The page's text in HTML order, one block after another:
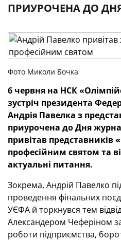
ПРИУРОЧЕНА ДО
Фото Миколи Бочка
6 червня на НСК
зустріч президента
Андрія Павелка з
приурочена до Дня
привітав представників
професійним святом та
актуальні питання.
Зокрема, Андрій Павелко
проведення фінальних
УЄФА й торкнувся тем
Александером Чеферіном
роботи підприємства,